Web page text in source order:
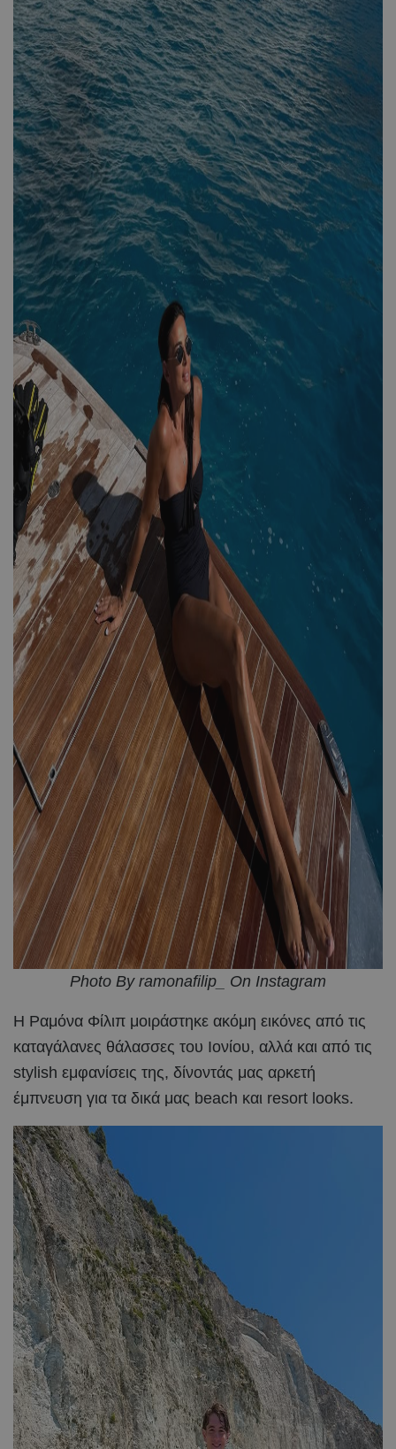
Photo By ramonafilip_ On Instagram
Η Ραμόνα Φίλιπ μοιράστηκε ακόμη εικόνες από τις
καταγάλανες θάλασσες του Ιονίου, αλλά και από τις
stylish εμφανίσεις της, δίνοντάς μας αρκετή
έμπνευση για τα δικά μας beach και resort looks.